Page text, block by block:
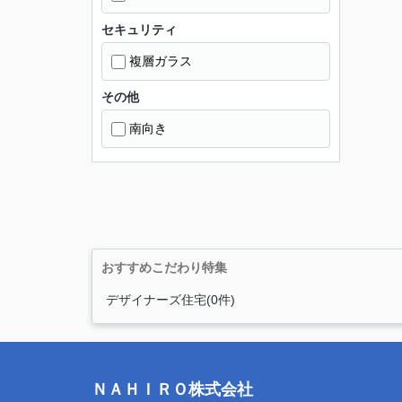
セキュリティ
複層ガラス
その他
南向き
おすすめこだわり特集
デザイナーズ住宅(0件)
ＮＡＨＩＲＯ株式会社